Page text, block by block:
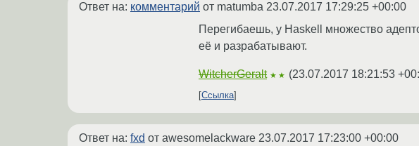
Ответ на: комментарий от matumba 23.07.2017 17:29:25 +00:00
Перегибаешь, у Haskell множество
её и разрабатывают.
WitcherGeralt ★★ (23.07.2017 18:21:53
Ссылка
Ответ на: fxd от awesomelackware 23.07.2017 17:23:00 +00:00